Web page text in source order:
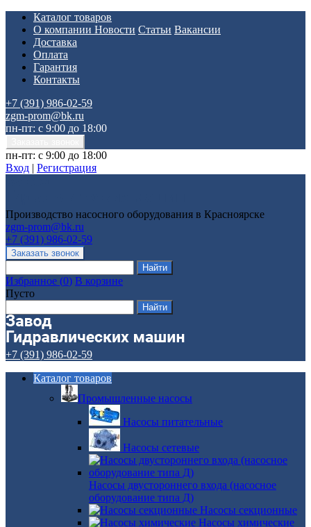
Каталог товаров
О компании Новости Статьи Вакансии
Доставка
Оплата
Гарантия
Контакты
+7 (391) 986-02-59
zgm-prom@bk.ru
пн-пт: с 9:00 до 18:00
пн-пт: с 9:00 до 18:00
Вход | Регистрация
Производство насосного оборудования в Красноярске
zgm-prom@bk.ru
+7 (391) 986-02-59
Избранное (0) В корзине
Пусто
+7 (391) 986-02-59
Каталог товаров
Промышленные насосы
Насосы питательные
Насосы сетевые
Насосы двустороннего входа (насосное
оборудование типа Д)
Насосы секционные
Насосы химические